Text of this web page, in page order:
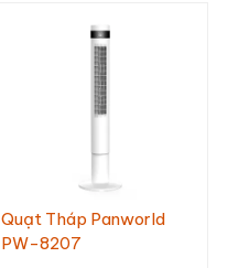
Quạt Tháp Panworld
PW-8207